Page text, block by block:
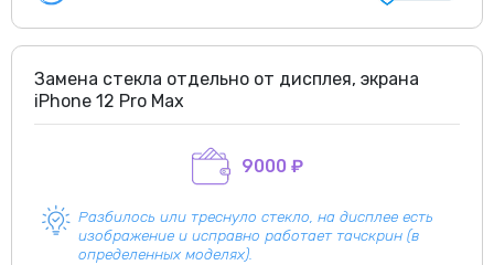
Замена стекла отдельно от дисплея, экрана
iPhone 12 Pro Max
9000 ₽
Разбилось или треснуло стекло, на дисплее есть
изображение и исправно работает тачскрин (в
определенных моделях).